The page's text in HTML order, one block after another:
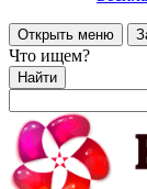
Открыть меню
Что ищем?
Найти